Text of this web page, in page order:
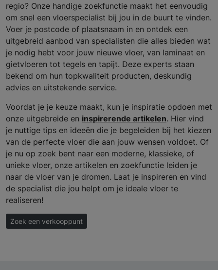
regio? Onze handige zoekfunctie maakt het eenvoudig
om snel een vloerspecialist bij jou in de buurt te vinden.
Voer je postcode of plaatsnaam in en ontdek een
uitgebreid aanbod van specialisten die alles bieden wat
je nodig hebt voor jouw nieuwe vloer, van laminaat en
gietvloeren tot tegels en tapijt. Deze experts staan
bekend om hun topkwaliteit producten, deskundig
advies en uitstekende service.
Voordat je je keuze maakt, kun je inspiratie opdoen met
onze uitgebreide en inspirerende artikelen. Hier vind
je nuttige tips en ideeën die je begeleiden bij het kiezen
van de perfecte vloer die aan jouw wensen voldoet. Of
je nu op zoek bent naar een moderne, klassieke, of
unieke vloer, onze artikelen en zoekfunctie leiden je
naar de vloer van je dromen. Laat je inspireren en vind
de specialist die jou helpt om je ideale vloer te
realiseren!
Zoek een verkooppunt